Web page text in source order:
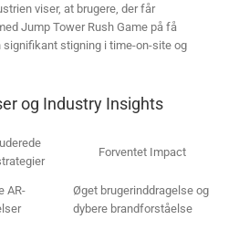
viser, at brugere, der får
Jump Tower Rush Game på få
signifikant stigning i time-on-site og
og Industry Insights
Forventet Impact
AR-
Øget brugerinddragelse og
dybere brandforståelse